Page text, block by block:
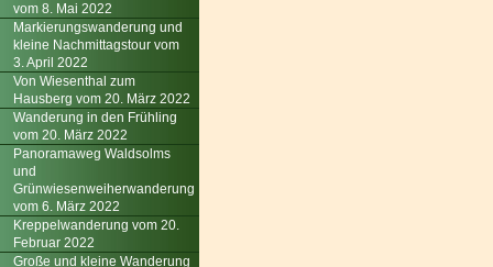
vom 8. Mai 2022
Markierungswanderung und
kleine Nachmittagstour vom
3. April 2022
Von Wiesenthal zum
Hausberg vom 20. März 2022
Wanderung in den Frühling
vom 20. März 2022
Panoramaweg Waldsolms
und
Grünwiesenweiherwanderung
vom 6. März 2022
Kreppelwanderung vom 20.
Februar 2022
Große und kleine Wanderung